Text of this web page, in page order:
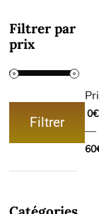
Filtrer par
prix
Filtrer
0€
—